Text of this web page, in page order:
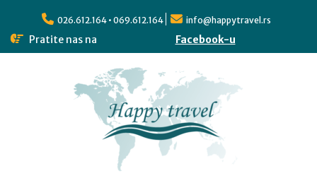
026.612.164 • 069.612.164 info@happytravel.rs
Pratite nas na Facebook-u